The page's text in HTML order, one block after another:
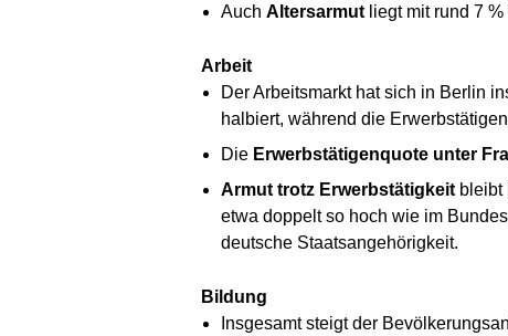
Auch Altersarmutliegt mit rund 7 %
Arbeit
Der Arbeitsmarkt hat sich in Berlin
halbiert, während die
Die Erwerbstätigenquote unter
Armut trotz Erwerbstätigkeitbleibt
etwa doppelt so hoch wie im
deutsche Staatsangehörigkeit.
Bildung
Insgesamt steigt der